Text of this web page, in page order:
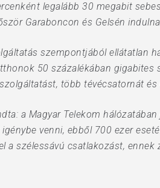
legalább 30 megabit
Garaboncon és Gelsén
szempontjából ellátatlan
50 százalékában
több tévécsatornát
a Magyar Telekom
venni, ebből 700 ezer
a szélessávú csatlakozást,